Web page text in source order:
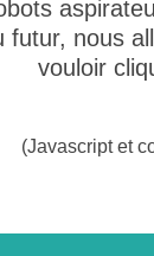
futur, nous
vouloir
(Javascript et